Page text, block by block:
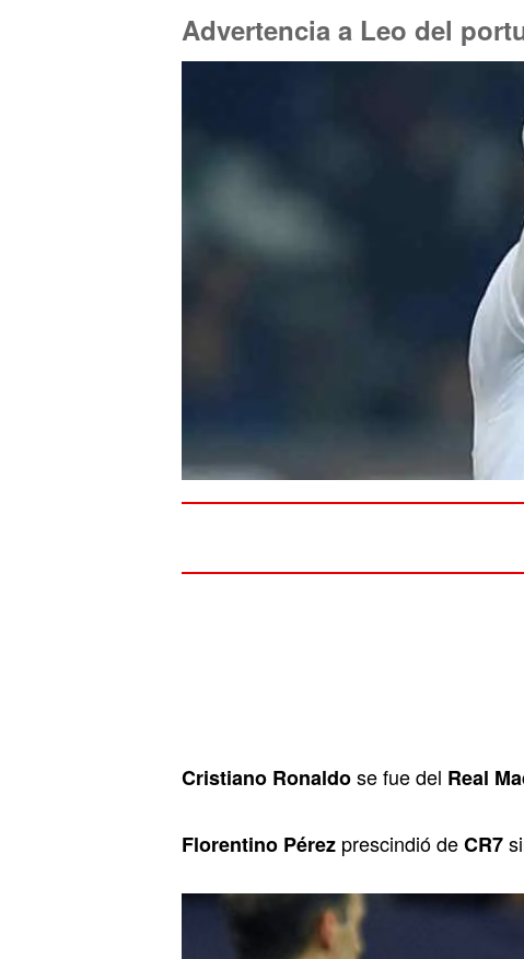
Advertencia a Leo del
Cristiano Ronaldose fue del Real
Florentino Pérez prescindió deCR7